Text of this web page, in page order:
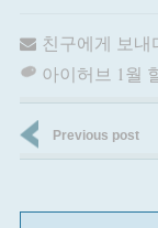
친구에게 보내
아이허브 1월
Previous post